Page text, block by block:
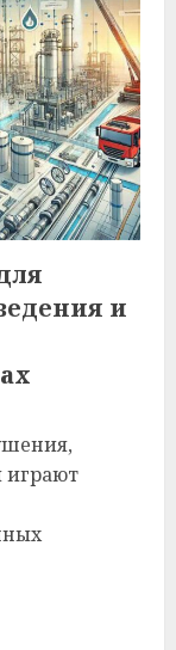
и
играют